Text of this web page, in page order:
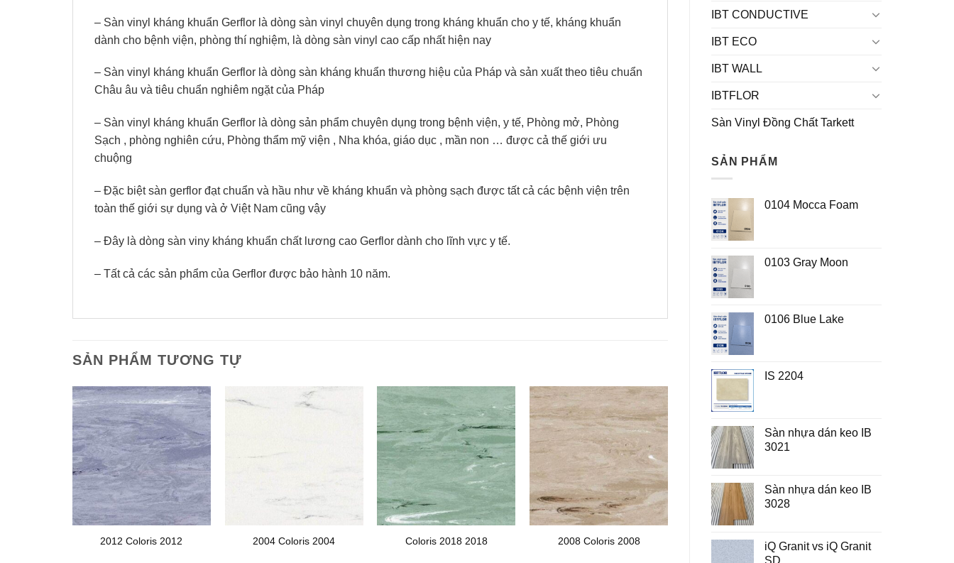
IBT CONDUCTIVE
IBT ECO
IBT WALL
IBTFLOR
Sàn Vinyl Đồng Chất Tarkett
SẢN PHẨM
0104 Mocca Foam
0103 Gray Moon
0106 Blue Lake
IS 2204
Sàn nhựa dán keo IB
3021
Sàn nhựa dán keo IB
3028
iQ Granit vs iQ Granit
– Sàn vinyl kháng khuẩn Gerflor là dòng sàn vinyl chuyên dụng trong kháng khuẩn cho y tế, kháng khuẩn
dành cho bệnh viện, phòng thí nghiệm, là dòng sàn vinyl cao cấp nhất hiện nay
– Sàn vinyl kháng khuẩn Gerflor là dòng sàn kháng khuẩn thương hiệu của Pháp và sản xuất theo tiêu chuẩn
Châu âu và tiêu chuẩn nghiêm ngặt của Pháp
– Sàn vinyl kháng khuẩn Gerflor là dòng sản phẩm chuyên dụng trong bệnh viện, y tế, Phòng mở, Phòng
Sạch , phòng nghiên cứu, Phòng thẩm mỹ viện , Nha khóa, giáo dục , mần non … được cả thế giới ưu
chuộng
– Đặc biệt sàn gerflor đạt chuẩn và hầu như về kháng khuẩn và phòng sạch được tất cả các bệnh viện trên
toàn thế giới sự dụng và ở Việt Nam cũng vậy
– Đây là dòng sàn viny kháng khuẩn chất lương cao Gerflor dành cho lĩnh vực y tế.
– Tất cả các sản phẩm của Gerflor được bảo hành 10 năm.
SẢN PHẨM TƯƠNG TỰ
2012 Coloris 2012 2004 Coloris 2004 Coloris 2018 2018 2008 Coloris 2008